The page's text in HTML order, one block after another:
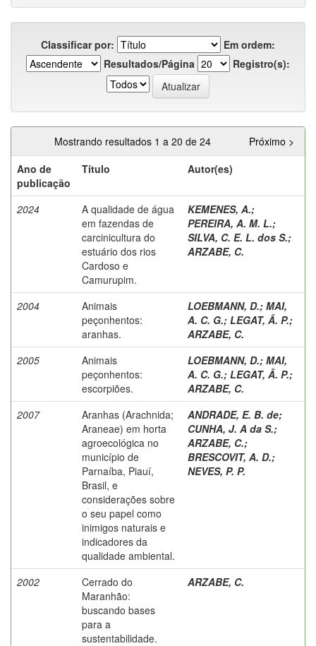
Classificar por:
Em ordem:
Resultados/Página
Registro(s):
Mostrando resultados 1 a 20 de 24
Próximo >
Ano de
publicação
Título Autor(es)
2024
A qualidade de água
em fazendas de
carcinicultura do
estuário dos rios
Cardoso e
Camurupim.
KEMENES, A.;
PEREIRA, A. M. L.;
SILVA, C. E. L. dos S.;
ARZABE, C.
2004
Animais
peçonhentos:
aranhas.
LOEBMANN, D.; MAI,
A. C. G.; LEGAT, Â. P.;
ARZABE, C.
2005
Animais
peçonhentos:
escorpiões.
LOEBMANN, D.; MAI,
A. C. G.; LEGAT, Â. P.;
ARZABE, C.
2007
Aranhas (Arachnida;
Araneae) em horta
agroecológica no
município de
Parnaíba, Piauí,
Brasil, e
considerações sobre
o seu papel como
inimigos naturais e
indicadores da
qualidade ambiental.
ANDRADE, E. B. de;
CUNHA, J. A da S.;
ARZABE, C.;
BRESCOVIT, A. D.;
NEVES, P. P.
2002
Cerrado do
Maranhão:
buscando bases
para a
sustentabilidade.
ARZABE, C.